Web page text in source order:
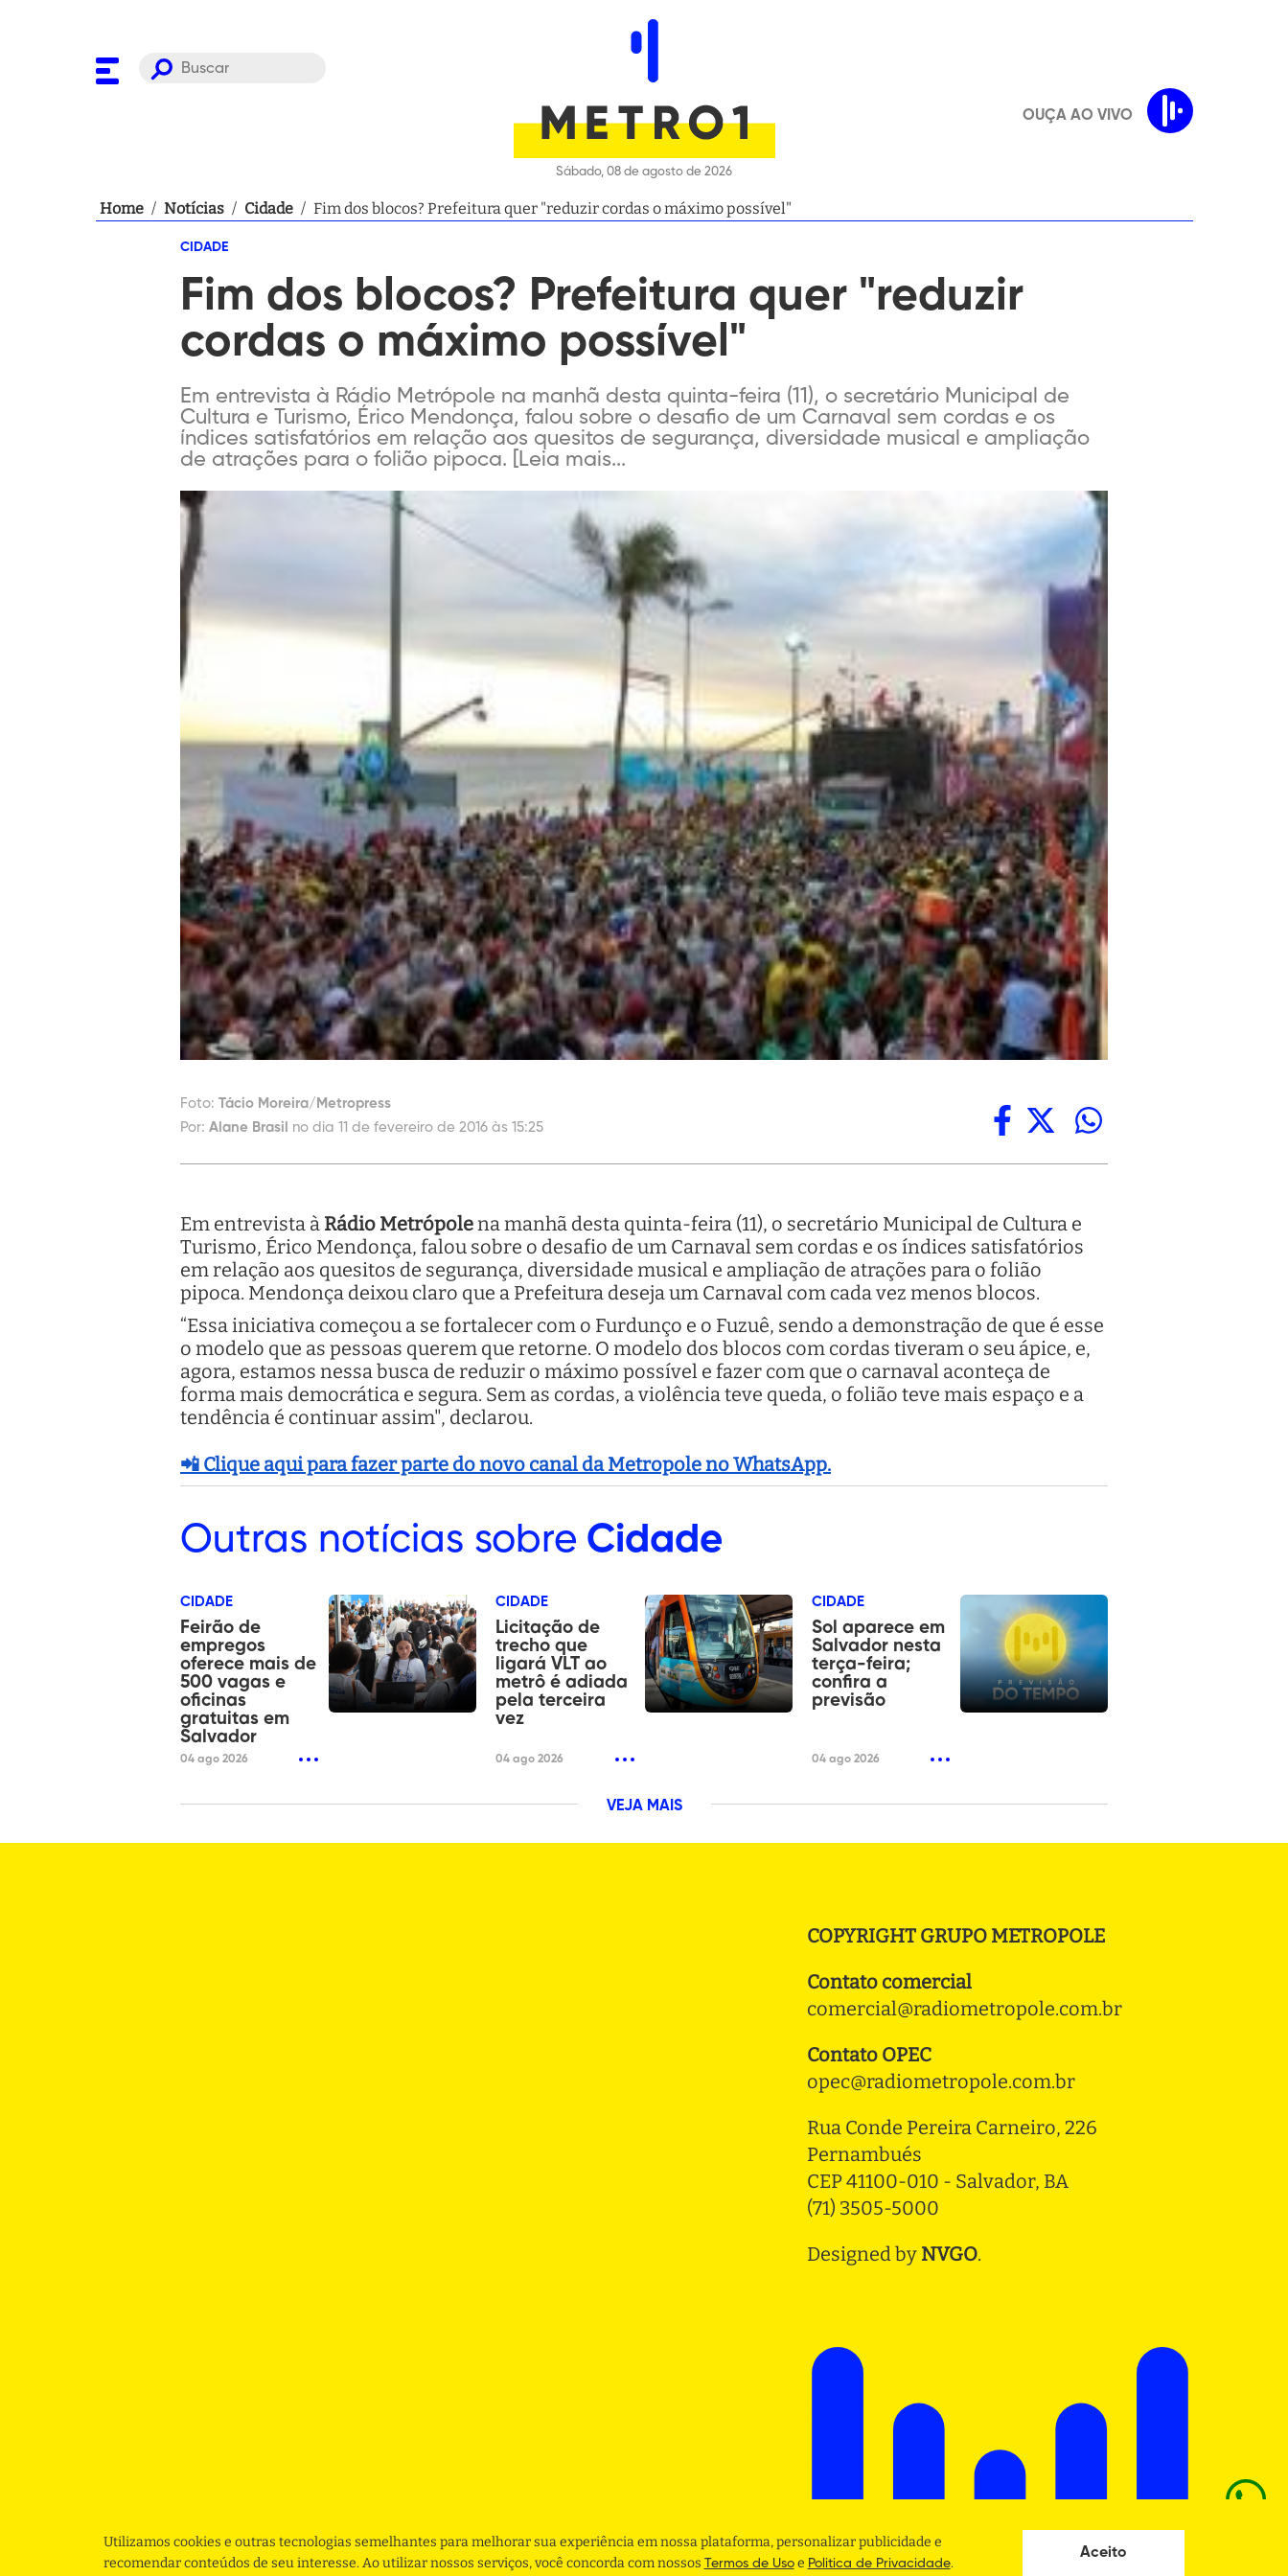
Sábado, 08 de agosto de 2026
OUÇA AO VIVO
Home / Notícias / Cidade / Fim dos blocos? Prefeitura quer "reduzir cordas o máximo possível"
CIDADE
Fim dos blocos? Prefeitura quer "reduzir
cordas o máximo possível"
Em entrevista à Rádio Metrópole na manhã desta quinta-feira (11), o secretário Municipal de
Cultura e Turismo, Érico Mendonça, falou sobre o desafio de um Carnaval sem cordas e os
índices satisfatórios em relação aos quesitos de segurança, diversidade musical e ampliação
de atrações para o folião pipoca. [Leia mais...
Foto: Tácio Moreira/Metropress
Por: Alane Brasil no dia 11 de fevereiro de 2016 às 15:25
Em entrevista à Rádio Metrópolena manhã desta quinta-feira (11), o secretário Municipal de Cultura e
Turismo, Érico Mendonça, falou sobre o desafio de um Carnaval sem cordas e os índices satisfatórios
em relação aos quesitos de segurança, diversidade musical e ampliação de atrações para o folião
pipoca. Mendonça deixou claro que a Prefeitura deseja um Carnaval com cada vez menos blocos.
“Essa iniciativa começou a se fortalecer com o Furdunço e o Fuzuê, sendo a demonstração de que é esse
o modelo que as pessoas querem que retorne. O modelo dos blocos com cordas tiveram o seu ápice, e,
agora, estamos nessa busca de reduzir o máximo possível e fazer com que o carnaval aconteça de
forma mais democrática e segura. Sem as cordas, a violência teve queda, o folião teve mais espaço e a
tendência é continuar assim", declarou.
📲 Clique aqui para fazer parte do novo canal da Metropole no WhatsApp.
Outras notícias sobre Cidade
CIDADE
Feirão de
empregos
oferece mais de
500 vagas e
oficinas
gratuitas em
Salvador
04 ago 2026
CIDADE
Licitação de
trecho que
ligará VLT ao
metrô é adiada
pela terceira
vez
04 ago 2026
CIDADE
Sol aparece em
Salvador nesta
terça-feira;
confira a
previsão
04 ago 2026
VEJA MAIS
COPYRIGHT GRUPO METROPOLE
Contato comercial
comercial@radiometropole.com.br
Contato OPEC
opec@radiometropole.com.br
Rua Conde Pereira Carneiro, 226
Pernambués
CEP 41100-010 - Salvador, BA
(71) 3505-5000
Designed by NVGO.
Utilizamos cookies e outras tecnologias semelhantes para melhorar sua experiência em nossa plataforma, personalizar publicidade e
recomendar conteúdos de seu interesse. Ao utilizar nossos serviços, você concorda com nossos Termos de Usoe Politica de Privacidade.
Aceito